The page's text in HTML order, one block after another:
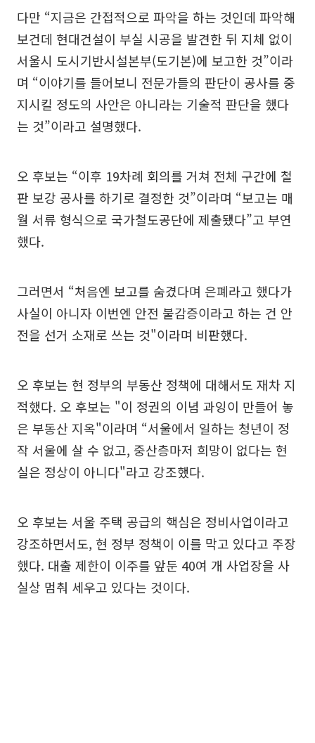
다만 “지금은 간접적으로 파악을 하는 것인데 파악해
보건데 현대건설이 부실 시공을 발견한 뒤 지체 없이
서울시 도시기반시설본부(도기본)에 보고한 것”이라
며 “이야기를 들어보니 전문가들의 판단이 공사를 중
지시킬 정도의 사안은 아니라는 기술적 판단을 했다
는 것”이라고 설명했다.
오 후보는 “이후 19차례 회의를 거쳐 전체 구간에 철
판 보강 공사를 하기로 결정한 것”이라며 “보고는 매
월 서류 형식으로 국가철도공단에 제출됐다”고 부연
했다.
그러면서 “처음엔 보고를 숨겼다며 은폐라고 했다가
사실이 아니자 이번엔 안전 불감증이라고 하는 건 안
전을 선거 소재로 쓰는 것"이라며 비판했다.
오 후보는 현 정부의 부동산 정책에 대해서도 재차 지
적했다. 오 후보는 "이 정권의 이념 과잉이 만들어 놓
은 부동산 지옥"이라며 “서울에서 일하는 청년이 정
작 서울에 살 수 없고, 중산층마저 희망이 없다는 현
실은 정상이 아니다"라고 강조했다.
오 후보는 서울 주택 공급의 핵심은 정비사업이라고
강조하면서도, 현 정부 정책이 이를 막고 있다고 주장
했다. 대출 제한이 이주를 앞둔 40여 개 사업장을 사
실상 멈춰 세우고 있다는 것이다.